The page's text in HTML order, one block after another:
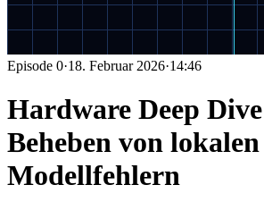
Episode 0·18. Februar 2026·14:46
Hardware Deep
Beheben von lokalen
Modellfehlern